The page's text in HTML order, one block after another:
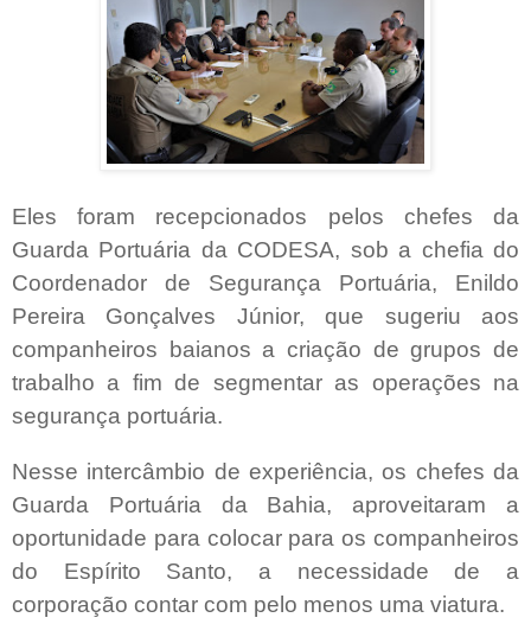
Eles foram recepcionados pelos chefes da
Guarda Portuária da CODESA, sob a chefia do
Coordenador de Segurança Portuária, Enildo
Pereira Gonçalves Júnior, que sugeriu aos
companheiros baianos a criação de grupos de
trabalho a fim de segmentar as operações na
segurança portuária.
Nesse intercâmbio de experiência, os chefes da
Guarda Portuária da Bahia, aproveitaram a
oportunidade para colocar para os companheiros
do Espírito Santo, a necessidade de a
corporação contar com pelo menos uma viatura.